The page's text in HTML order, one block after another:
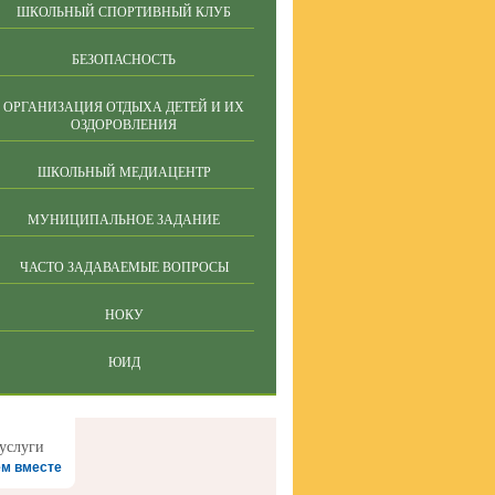
ШКОЛЬНЫЙ СПОРТИВНЫЙ КЛУБ
БЕЗОПАСНОСТЬ
ОРГАНИЗАЦИЯ ОТДЫХА ДЕТЕЙ И ИХ
ОЗДОРОВЛЕНИЯ
ШКОЛЬНЫЙ МЕДИАЦЕНТР
МУНИЦИПАЛЬНОЕ ЗАДАНИЕ
ЧАСТО ЗАДАВАЕМЫЕ ВОПРОСЫ
НОКУ
ЮИД
вместе